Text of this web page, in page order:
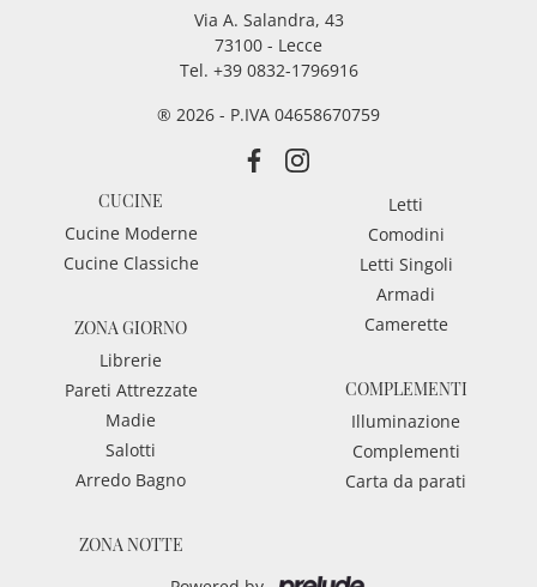
Via A. Salandra, 43
73100 - Lecce
Tel. +39 0832-1796916
® 2026 - P.IVA 04658670759
CUCINE
Cucine Moderne
Cucine Classiche
ZONA GIORNO
Librerie
Pareti Attrezzate
Madie
Salotti
Arredo Bagno
ZONA NOTTE
Letti
Comodini
Letti Singoli
Armadi
Camerette
COMPLEMENTI
Illuminazione
Complementi
Carta da parati